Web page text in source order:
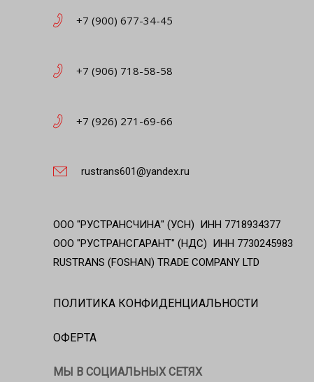
+7 (900) 677-34-45
+7 (906) 718-58-58
+7 (926) 271-69-66
rustrans601@yandex.ru
ООО "РУСТРАНСЧИНА" (УСН) ИНН 7718934377
ООО "РУСТРАНСГАРАНТ" (НДС) ИНН 7730245983
RUSTRANS (FOSHAN) TRADE COMPANY LTD
ПОЛИТИКА КОНФИДЕНЦИАЛЬНОСТИ
ОФЕРТА
МЫ В СОЦИАЛЬНЫХ СЕТЯХ